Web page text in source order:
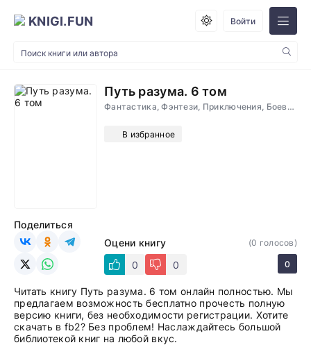
KNIGI.FUN Войти
Путь разума. 6 том
Фантастика, Фэнтези, Приключения, Боевик
В избранное
Оцени книгу
0
0
(0 голосов)
0
Поделиться
Читать книгу Путь разума. 6 том онлайн полностью. Мы
предлагаем возможность бесплатно прочесть полную
версию книги, без необходимости регистрации. Хотите
скачать в fb2? Без проблем! Наслаждайтесь большой
библиотекой книг на любой вкус.